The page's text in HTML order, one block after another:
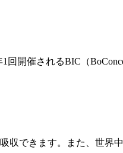
開催されるBIC（
収できます。また、世界